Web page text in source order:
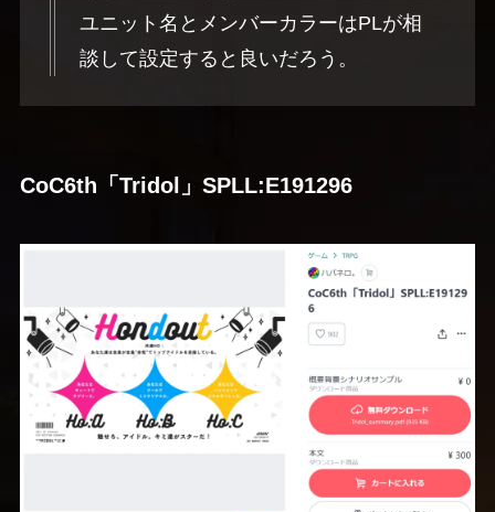
ユニット名とメンバーカラーはPLが相
談して設定すると良いだろう。
CoC6th「Tridol」SPLL:E191296